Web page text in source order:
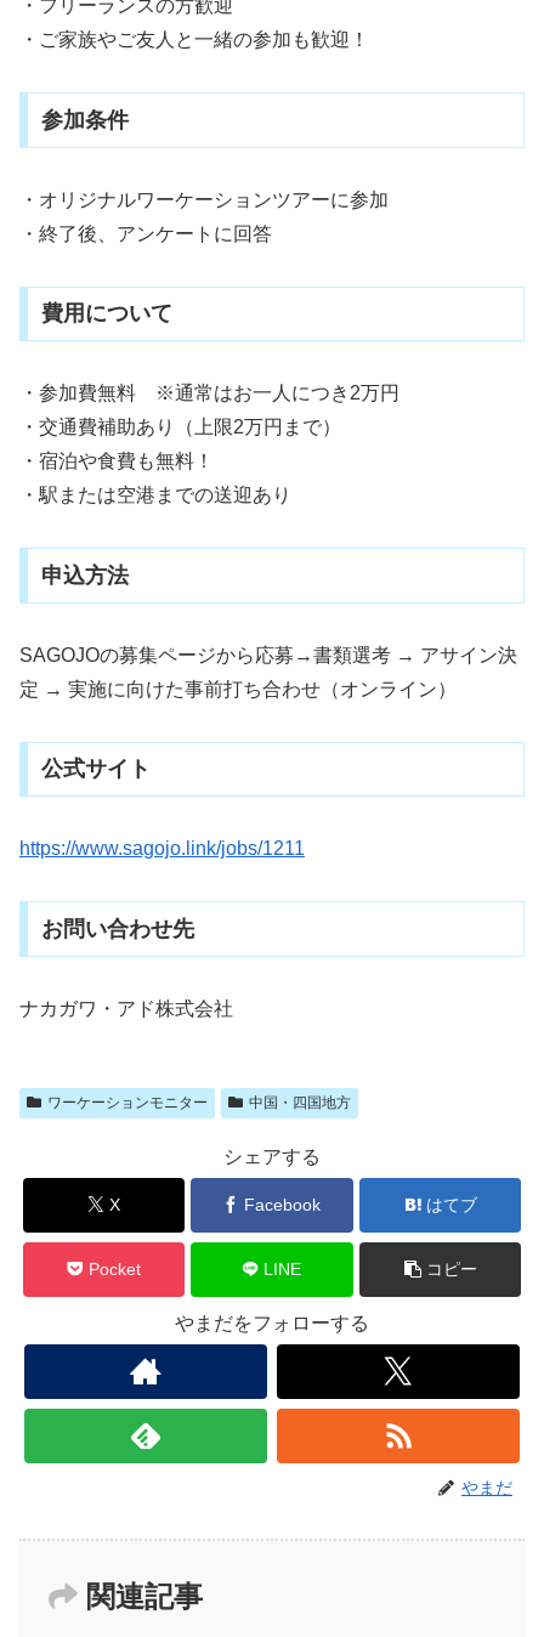
・フリーランスの方歓迎
・ご家族やご友人と一緒の参加も歓迎！
参加条件
・オリジナルワーケーションツアーに参加
・終了後、アンケートに回答
費用について
・参加費無料 ※通常はお一人につき2万円
・交通費補助あり（上限2万円まで）
・宿泊や食費も無料！
・駅または空港までの送迎あり
申込方法
SAGOJOの募集ページから応募→書類選考 → アサイン決
定 → 実施に向けた事前打ち合わせ（オンライン）
公式サイト
https://www.sagojo.link/jobs/1211
お問い合わせ先
ナカガワ・アド株式会社
ワーケーションモニター 中国・四国地方
シェアする
X Facebook はてブ
Pocket LINE コピー
やまだをフォローする
やまだ
関連記事